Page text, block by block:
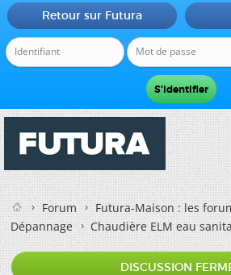
Retour sur Futura
Forum
Futura-Maison : les
Dépannage
Chaudière ELM eau
DISCUSSION